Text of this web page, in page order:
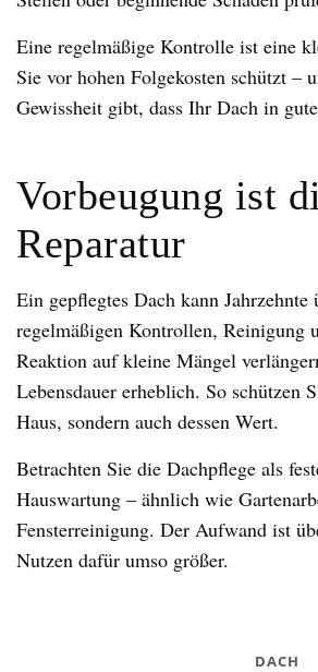
Eine regelmäßige Kontrolle ist eine
Sie vor hohen Folgekosten schützt –
Gewissheit gibt, dass Ihr Dach in
Vorbeugung ist
Reparatur
Ein gepflegtes Dach kann
regelmäßigen Kontrollen, Reinigung
Reaktion auf kleine Mängel
Lebensdauer erheblich. So schützen
Haus, sondern auch dessen Wert.
Betrachten Sie die Dachpflege als
Hauswartung – ähnlich wie
Fensterreinigung. Der Aufwand ist
Nutzen dafür umso größer.
DACH